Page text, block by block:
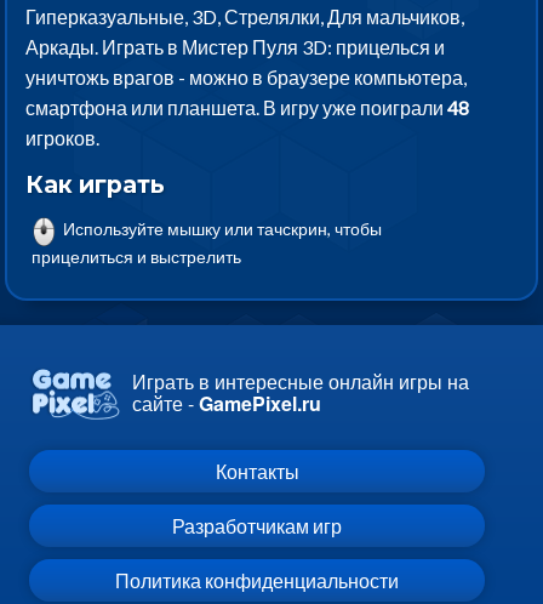
Гиперказуальные, 3D, Стрелялки, Для мальчиков,
Аркады. Играть в Мистер Пуля 3D: прицелься и
уничтожь врагов - можно в браузере компьютера,
смартфона или планшета. В игру уже поиграли48
игроков.
Как играть
Используйте мышку или тачскрин, чтобы
прицелиться и выстрелить
Играть в интересные онлайн игры на
сайте -GamePixel.ru
Контакты
Разработчикам игр
Политика конфиденциальности